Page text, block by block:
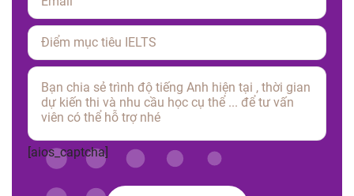
Please leave this field empty.
[aios_captcha]